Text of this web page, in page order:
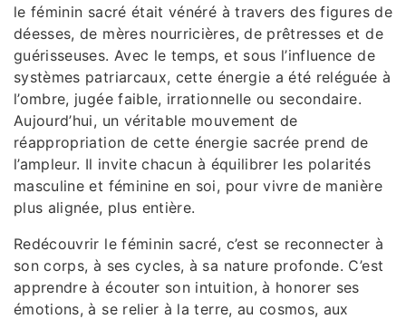
le féminin sacré était vénéré à travers des figures de
déesses, de mères nourricières, de prêtresses et de
guérisseuses. Avec le temps, et sous l’influence de
systèmes patriarcaux, cette énergie a été reléguée à
l’ombre, jugée faible, irrationnelle ou secondaire.
Aujourd’hui, un véritable mouvement de
réappropriation de cette énergie sacrée prend de
l’ampleur. Il invite chacun à équilibrer les polarités
masculine et féminine en soi, pour vivre de manière
plus alignée, plus entière.
Redécouvrir le féminin sacré, c’est se reconnecter à
son corps, à ses cycles, à sa nature profonde. C’est
apprendre à écouter son intuition, à honorer ses
émotions, à se relier à la terre, au cosmos, aux